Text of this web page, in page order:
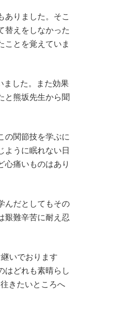
りました。そこ
替えをしなかった
ことを覚えていま
ました。また効果
と熊坂先生から聞
の関節技を学ぶに
ように眠れない日
心痛いものはあり
んだとしてもその
艱難辛苦に耐え忍
いでおります
はどれも素晴らし
きたいところへ